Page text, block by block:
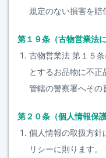
規定のない損害を賠
第１９条（古物営業法
古物営業法 第１５
とするお品物に不
管轄の警察署へその
第２０条（個人情報保護
個人情報の取扱方針
リシーに則ります。